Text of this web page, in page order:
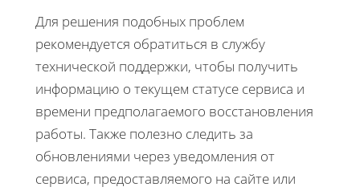
Для решения подобных проблем
рекомендуется обратиться в службу
технической поддержки, чтобы получить
информацию о текущем статусе сервиса и
времени предполагаемого восстановления
работы. Также полезно следить за
обновлениями через уведомления от
сервиса, предоставляемого на сайте или